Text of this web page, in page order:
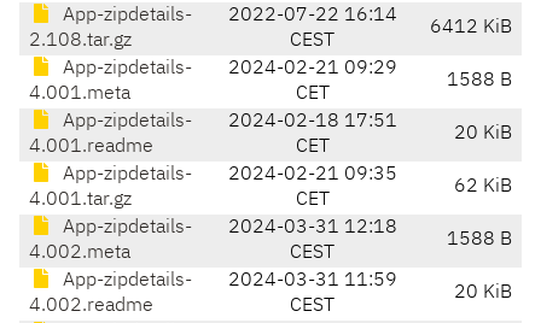
App-zipdetails-
2.108.tar.gz
2022-07-22 16:14
CEST
6412 KiB
App-zipdetails-
4.001.meta
2024-02-21 09:29
CET
1588 B
App-zipdetails-
4.001.readme
2024-02-18 17:51
CET
20 KiB
App-zipdetails-
4.001.tar.gz
2024-02-21 09:35
CET
62 KiB
App-zipdetails-
4.002.meta
2024-03-31 12:18
CEST
1588 B
App-zipdetails-
4.002.readme
2024-03-31 11:59
CEST
20 KiB